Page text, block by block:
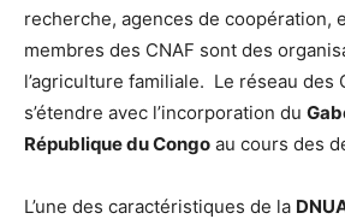
recherche, agences de coopération,
membres des CNAF sont des
l’agriculture familiale. Le réseau des
s’étendre avec l’incorporation du
République du Congo au cours des
L’une des caractéristiques de la